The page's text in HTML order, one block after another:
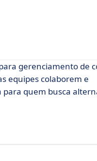
gerenciamento de
equipes colaborem e
quem busca